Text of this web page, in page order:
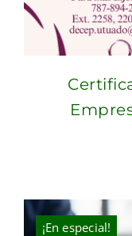
¡En especial!